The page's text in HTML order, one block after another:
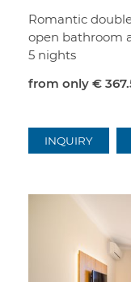
Romantic
open bathroom
5 nights
from only €
INQUIRY